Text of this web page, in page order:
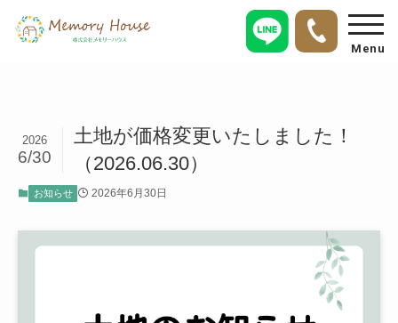
Menu
土地が価格変更いたしました！
（2026.06.30）
2026
6/30
お知らせ 2026年6月30日